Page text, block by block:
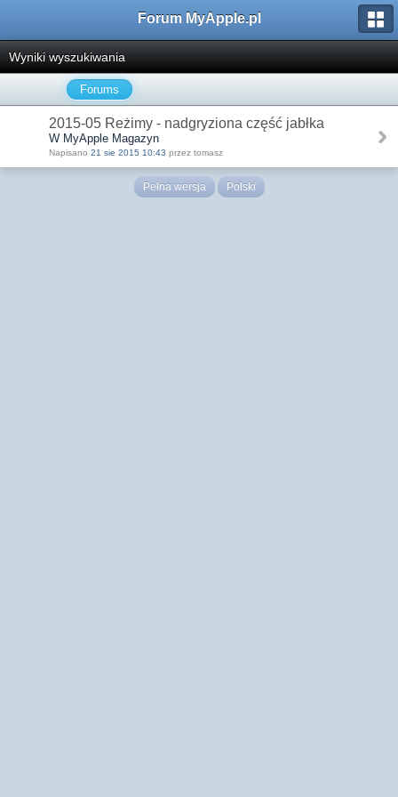
Forum MyApple.pl
Wyniki wyszukiwania
Forums
2015-05 Reżimy - nadgryziona część jabłka
W MyApple Magazyn
Napisano 21 sie 2015 10:43 przez tomasz
Pełna wersja Polski